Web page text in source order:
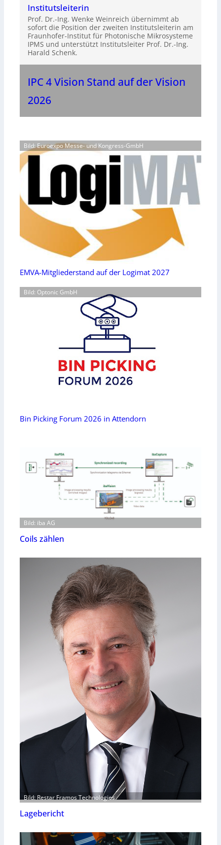
Institutsleiterin
Prof. Dr.-Ing. Wenke Weinreich übernimmt ab
sofort die Position der zweiten Institutsleiterin am
Fraunhofer-Institut für Photonische Mikrosysteme
IPMS und unterstützt Institutsleiter Prof. Dr.-Ing.
Harald Schenk.
IPC 4 Vision Stand auf der Vision
2026
Bild: Euroexpo Messe- und Kongress-GmbH
EMVA-Mitgliederstand auf der Logimat 2027
Bild: Optonic GmbH
Bin Picking Forum 2026 in Attendorn
Bild: iba AG
Coils zählen
Bild: Restar Framos Technologies
Lagebericht